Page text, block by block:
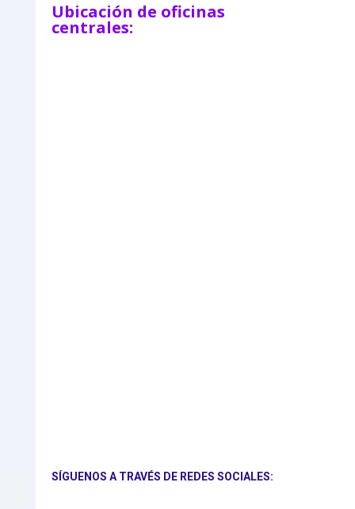
Ubicación de oficinas
centrales:
SÍGUENOS A TRAVÉS DE REDES SOCIALES: